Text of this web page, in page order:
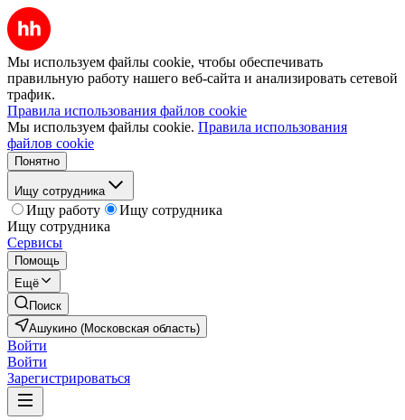
Мы используем файлы cookie, чтобы обеспечивать
правильную работу нашего веб-сайта и анализировать сетевой
трафик.
Правила использования файлов cookie
Мы используем файлы cookie. Правила использования
файлов cookie
Понятно
Ищу сотрудника
Ищу работу
Ищу сотрудника
Ищу сотрудника
Сервисы
Помощь
Ещё
Поиск
Ашукино (Московская область)
Войти
Войти
Зарегистрироваться